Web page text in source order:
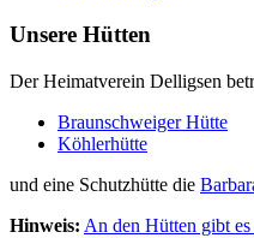
Unsere Hütten
Der Heimatverein Delligsen
Braunschweiger Hütte
Köhlerhütte
und eine Schutzhütte die
Hinweis: An den Hütten gibt